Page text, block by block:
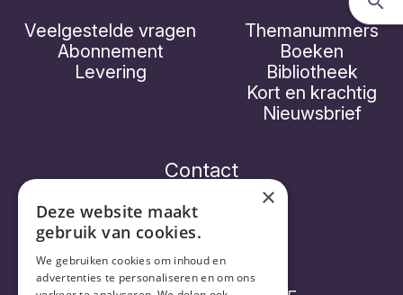
Veelgestelde vragen
Abonnement
Levering
Themanummers
Boeken
Bibliotheek
Kort en krachtig
Nieuwsbrief
Contact
Vorthex Aequo bv
×
Deze website maakt
gebruik van cookies.
We gebruiken cookies om inhoud en
advertenties te personaliseren en om ons